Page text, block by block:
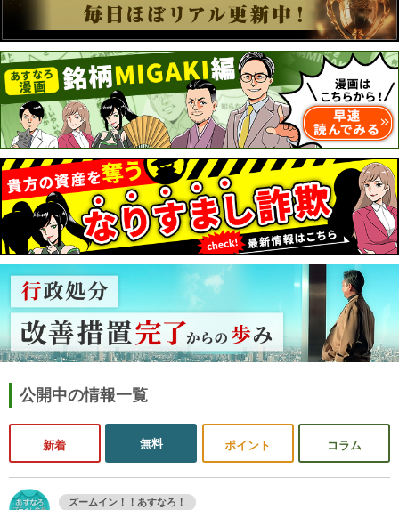
公開中の情報一覧
新着 無料 ポイント コラム
ズームイン！！あすなろ！